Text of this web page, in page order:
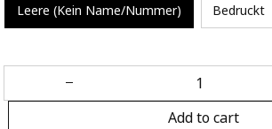
Leere (Kein Name/Nummer) Bedruckt
Add to cart